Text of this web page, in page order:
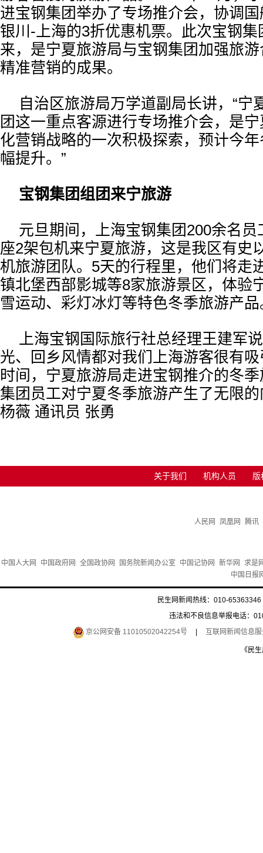
进宝钢集团举办了专场推介会，协调
银川-上海的3折优惠机票。此次宝钢
来，是宁夏旅游局与宝钢集团加强旅
精准营销的成果。
自治区旅游局万学道副局长讲，“宁
团这一重点客源进行专场推介会，是
化营销战略的一次积极探索，预计今
幅提升。”
宝钢集团组团来宁旅游
元旦期间，上海宝钢集团200余名
座2架包机来宁夏旅游，这是我区有史
机旅游团队。5天的行程里，他们将走
镇北堡西部影城等8家旅游景区，体验
雪运动、彩灯冰灯等特色冬季旅游产品
上海宝钢国际旅行社总经理王建军
光、回乡风情都对我们上海游客很有
时间，宁夏旅游局走进宝钢推介的冬
集团员工对宁夏冬季旅游产生了无限
杨薇 通讯员 张勇
关于我们 机构人员 版
人民网 凤凰网 腾讯
中国人大网 中国政府网 全国政协网 国务院新闻办公室 中国记协网 新华网
求是
中国日报
民生网新闻热线：010-
违法和不良信息举报电话：
京公网安备 11010502042254号
互联网新闻信息
《民